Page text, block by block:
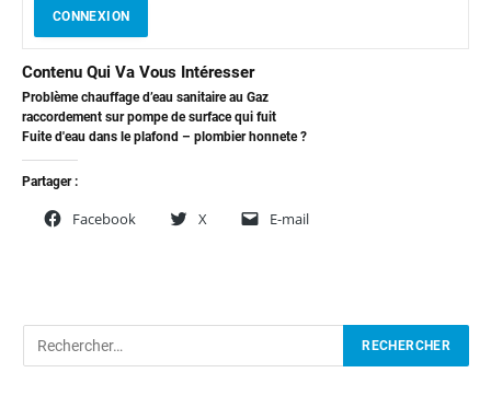
CONNEXION
Contenu Qui Va Vous Intéresser
Problème chauffage d’eau sanitaire au Gaz
raccordement sur pompe de surface qui fuit
Fuite d'eau dans le plafond – plombier honnete ?
Partager :
Facebook X E-mail